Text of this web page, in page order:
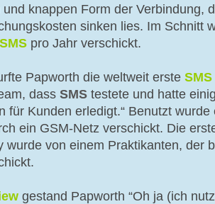
knappen Form der Verbindung,
sinken lies. Im Schnitt
SMS pro Jahr verschickt.
Papworth die weltweit erste SMS
dass SMS testete und hatte
für Kunden erledigt.“ Benutzt
ein GSM-Netz verschickt. Die
wurde von einem Praktikanten, der
gestand Papworth “Oh ja (ich